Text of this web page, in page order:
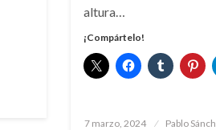
altura…
¡Compártelo!
Publicado
7 marzo, 2024 Pablo